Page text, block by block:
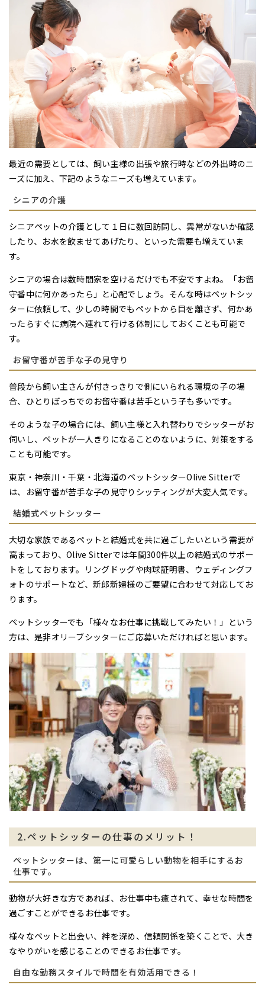
最近の需要としては、飼い主様の出張や旅行時などの外出時のニ
ーズに加え、下記のようなニーズも増えています。
シニアの介護
シニアペットの介護として１日に数回訪問し、異常がないか確認
したり、お水を飲ませてあげたり、といった需要も増えていま
す。
シニアの場合は数時間家を空けるだけでも不安ですよね。「お留
守番中に何かあったら」と心配でしょう。そんな時はペットシッ
ターに依頼して、少しの時間でもペットから目を離さず、何かあ
ったらすぐに病院へ連れて行ける体制にしておくことも可能で
す。
お留守番が苦手な子の見守り
普段から飼い主さんが付きっきりで側にいられる環境の子の場
合、ひとりぼっちでのお留守番は苦手という子も多いです。
そのような子の場合には、飼い主様と入れ替わりでシッターがお
伺いし、ペットが一人きりになることのないように、対策をする
ことも可能です。
東京・神奈川・千葉・北海道のペットシッターOlive Sitterで
は、お留守番が苦手な子の見守りシッティングが大変人気です。
結婚式ペットシッター
大切な家族であるペットと結婚式を共に過ごしたいという需要が
高まっており、Olive Sitterでは年間300件以上の結婚式のサポー
トをしております。リングドッグや肉球証明書、ウェディングフ
ォトのサポートなど、新郎新婦様のご要望に合わせて対応してお
ります。
ペットシッターでも「様々なお仕事に挑戦してみたい！」という
方は、是非オリーブシッターにご応募いただければと思います。
2.ペットシッターの仕事のメリット！
ペットシッターは、第一に可愛らしい動物を相手にするお
仕事です。
動物が大好きな方であれば、お仕事中も癒されて、幸せな時間を
過ごすことができるお仕事です。
様々なペットと出会い、絆を深め、信頼関係を築くことで、大き
なやりがいを感じることのできるお仕事です。
自由な勤務スタイルで時間を有効活用できる！